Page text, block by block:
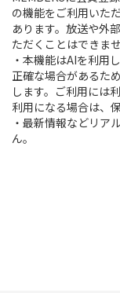
の機能をご利用いた
あります。放送や外
ただくことはできませ
・本機能はAIを利用
正確な場合があるた
します。ご利用には
利用になる場合は、
・最新情報などリア
ん。